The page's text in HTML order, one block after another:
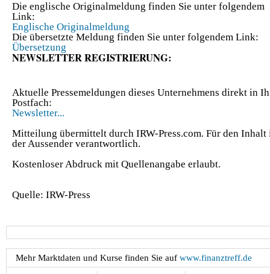
Die englische Originalmeldung finden Sie unter folgendem
Link:
Englische Originalmeldung
Die übersetzte Meldung finden Sie unter folgendem Link:
Übersetzung
NEWSLETTER REGISTRIERUNG:
Aktuelle Pressemeldungen dieses Unternehmens direkt in
Postfach:
Newsletter...
Mitteilung übermittelt durch IRW-Press.com. Für den Inhalt
der Aussender verantwortlich.
Kostenloser Abdruck mit Quellenangabe erlaubt.
Quelle: IRW-Press
Mehr Marktdaten und Kurse finden Sie auf www.finanztreff.de